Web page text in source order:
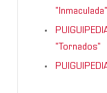
"Inmaculada"
"Tornados"